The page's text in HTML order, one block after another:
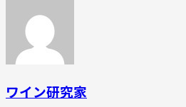
ワイン研究家